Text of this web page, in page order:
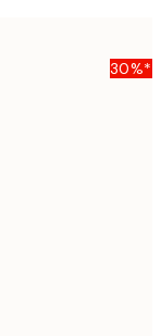
30%*